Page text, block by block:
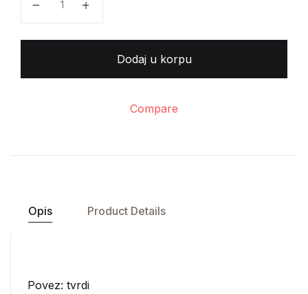
Dodaj u korpu
Compare
Opis Product Details
Povez: tvrdi